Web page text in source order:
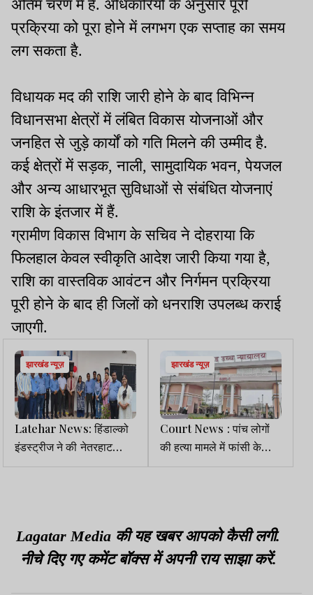
अंतिम चरण में है. अधिकारियों के अनुसार पूरी
प्रक्रिया को पूरा होने में लगभग एक सप्ताह का समय
लग सकता है.
विधायक मद की राशि जारी होने के बाद विभिन्न
विधानसभा क्षेत्रों में लंबित विकास योजनाओं और
जनहित से जुड़े कार्यों को गति मिलने की उम्मीद है.
कई क्षेत्रों में सड़क, नाली, सामुदायिक भवन, पेयजल
और अन्य आधारभूत सुविधाओं से संबंधित योजनाएं
राशि के इंतजार में हैं.
ग्रामीण विकास विभाग के सचिव ने दोहराया कि
फिलहाल केवल स्वीकृति आदेश जारी किया गया है,
राशि का वास्तविक आवंटन और निर्गमन प्रक्रिया
पूरी होने के बाद ही जिलों को धनराशि उपलब्ध कराई
जाएगी.
झारखंड न्यूज़
Latehar News: हिंडाल्‍को
इंडस्‍ट्रीज ने की नेतरहाट
आवासीय विद्यालय में लैब की
झारखंड न्यूज़
Court News : पांच लोगों
की हत्या मामले में फांसी के
सजायाफ्ता को हाईकोर्ट ने किया
Lagatar Media की यह खबर आपको कैसी लगी.
नीचे दिए गए कमेंट बॉक्स में अपनी राय साझा करें.